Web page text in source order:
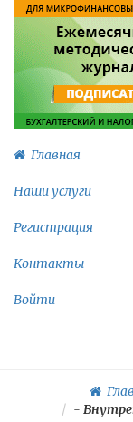
Главная
Наши услуги
Регистрация
Контакты
Войти
-